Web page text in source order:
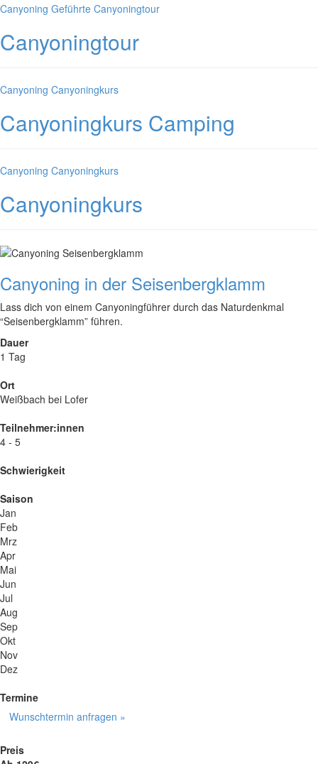
Kategorien
Canyoning Geführte Canyoningtour
Canyoningtour
Kategorien
Canyoning Canyoningkurs
Canyoningkurs Camping
Kategorien
Canyoning Canyoningkurs
Canyoningkurs
Canyoning in der Seisenbergklamm
Lass dich von einem Canyoningführer durch das Naturdenkmal
“Seisenbergklamm” führen.
Dauer
1 Tag
Ort
Weißbach bei Lofer
Teilnehmer:innen
4 - 5
Schwierigkeit
Saison
Jan
Feb
Mrz
Apr
Mai
Jun
Jul
Aug
Sep
Okt
Nov
Dez
Termine
Wunschtermin anfragen »
Preis